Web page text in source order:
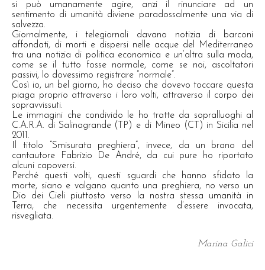
si può umanamente agire, anzi il rinunciare ad un
sentimento di umanità diviene paradossalmente una via di
salvezza.
Giornalmente, i telegiornali davano notizia di barconi
affondati, di morti e dispersi nelle acque del Mediterraneo
tra una notizia di politica economica e un’altra sulla moda,
come se il tutto fosse normale, come se noi, ascoltatori
passivi, lo dovessimo registrare “normale”.
Così io, un bel giorno, ho deciso che dovevo toccare questa
piaga proprio attraverso i loro volti, attraverso il corpo dei
sopravvissuti.
Le immagini che condivido le ho tratte da sopralluoghi al
C.A.R.A. di Salinagrande (TP) e di Mineo (CT) in Sicilia nel
2011.
Il titolo “Smisurata preghiera”, invece, da un brano del
cantautore Fabrizio De André, da cui pure ho riportato
alcuni capoversi.
Perché questi volti, questi sguardi che hanno sfidato la
morte, siano e valgano quanto una preghiera, no verso un
Dio dei Cieli piuttosto verso la nostra stessa umanità in
Terra, che necessita urgentemente d’essere invocata,
risvegliata.
Marina Galici